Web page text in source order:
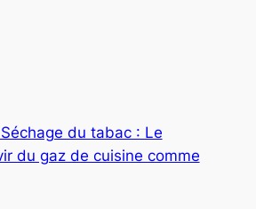
du tabac : Le
du gaz de cuisine comme